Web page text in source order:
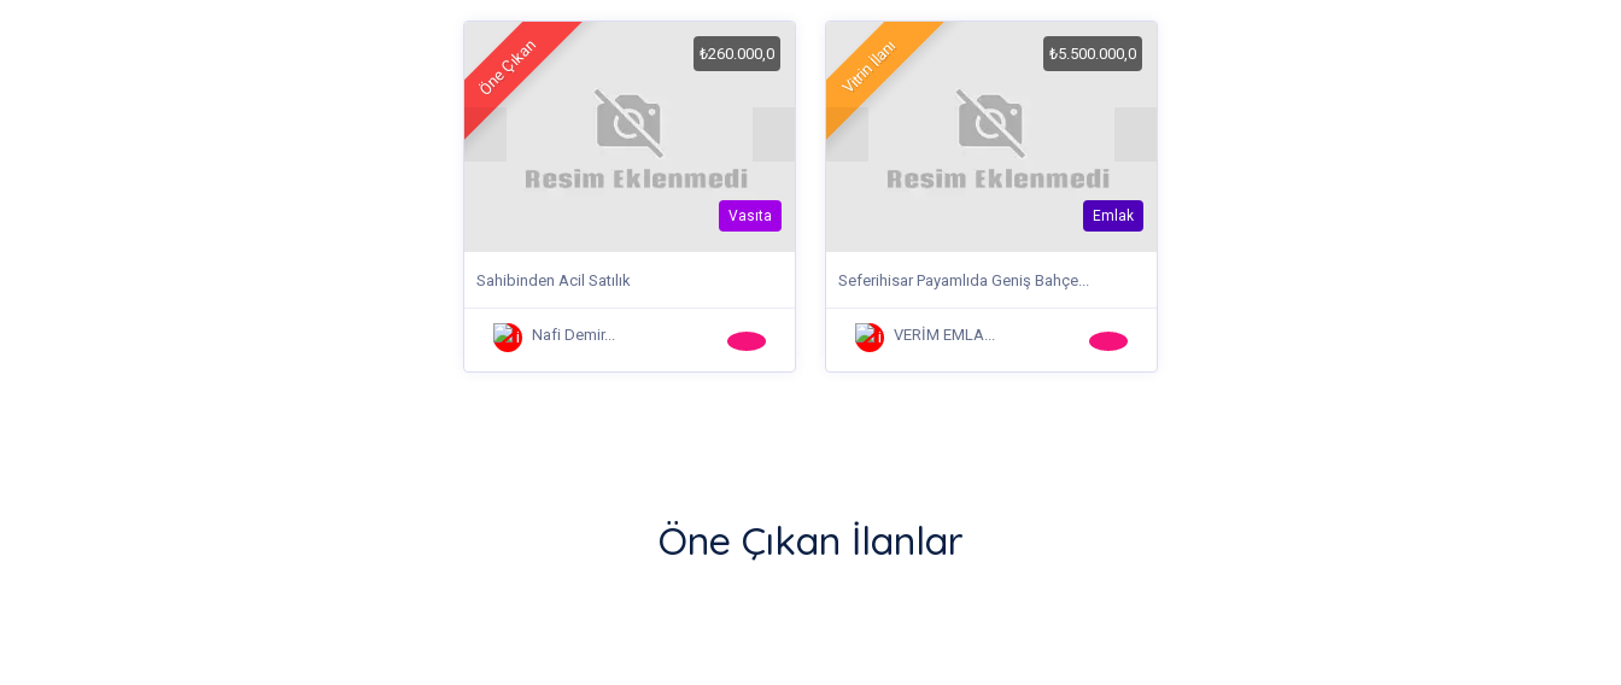
Öne Çıkan
Vasıta
₺260.000,0
Sahibinden Acil Satılık
Nafi Demir...
Vitrin İlanı
Emlak
₺5.500.000,0
Seferihisar Payamlıda Geniş Bahçe...
VERİM EMLA...
Öne Çıkan İlanlar